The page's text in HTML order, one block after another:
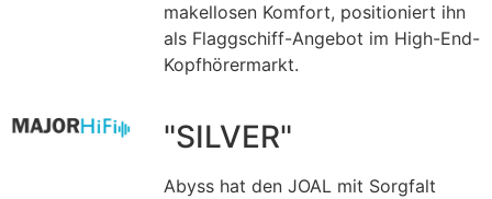
makellosen Komfort, positioniert ihn
als Flaggschiff-Angebot im High-End-
Kopfhörermarkt.
"SILVER"
Abyss hat den JOAL mit Sorgfalt